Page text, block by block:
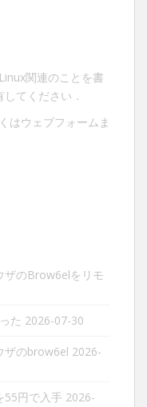
関連のことを書
てください．
は ウェブフォーム ま
ザのBrow6elをリモ
た 2026-07-30
ザのbrow6el 2026-
55円で入手 2026-